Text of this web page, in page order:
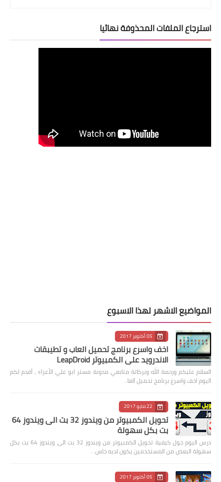
استرجاع الملفات المحذوفة نهائيا
المواضيع الاشهر لهذا الاسبوع
05 أكتوبر 2017
اخف واسرع برنامج تحميل العاب و تطيبقات
الاندرويد على الكمبيوتر LeapDroid
السلام عليكم ورحمة الله وبركاتة متابعي مدونة مستر ابو علي الأعزاء ، أقدم لكم
اليوم اخف واسرع برنامج تحميل العا…
22 مايو 2017
تحويل الكمبيوتر من ويندوز 32 بت الى ويندوز 64
بت بكل سهولة
درس اليوم حول كيفية تحويل الكمبيوتر من ويندوز 32 بت الى ويندوز 64 بت بكل
سهولة البعض من المستخدمين يكون لديه حاس…
05 أكتوبر 2017